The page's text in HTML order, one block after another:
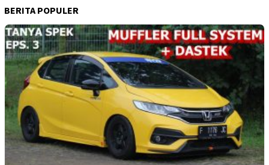
BERITA POPULER